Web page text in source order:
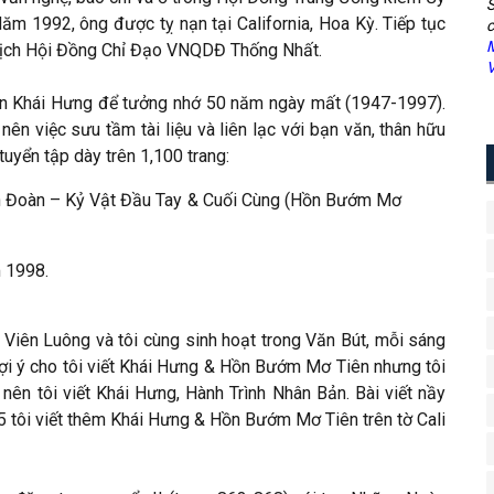
1992, ông được tỵ nạn tại California, Hoa Kỳ. Tiếp tục
Hội Đồng Chỉ Đạo VNQDĐ Thống Nhất.
Khái Hưng để tưởng nhớ 50 năm ngày mất (1947-1997).
việc sưu tầm tài liệu và liên lạc với bạn văn, thân hữu
tập dày trên 1,100 trang:
– Kỷ Vật Đầu Tay & Cuối Cùng (Hồn Bướm Mơ
1998.
Luông và tôi cùng sinh hoạt trong Văn Bút, mỗi sáng
ý cho tôi viết Khái Hưng & Hồn Bướm Mơ Tiên nhưng tôi
tôi viết Khái Hưng, Hành Trình Nhân Bản. Bài viết nầy
viết thêm Khái Hưng & Hồn Bướm Mơ Tiên trên tờ Cali